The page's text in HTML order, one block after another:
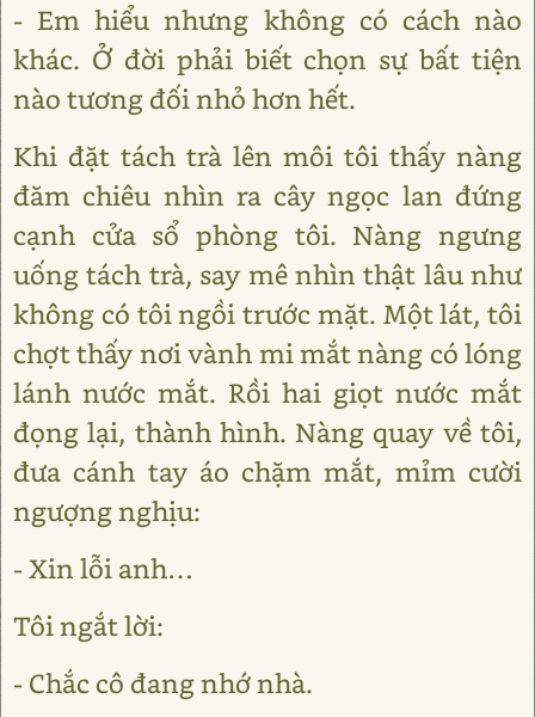
- Em hiểu nhưng không có cách nào
khác. Ở đời phải biết chọn sự bất tiện
nào tương đối nhỏ hơn hết.
Khi đặt tách trà lên môi tôi thấy nàng
đăm chiêu nhìn ra cây ngọc lan đứng
cạnh cửa sổ phòng tôi. Nàng ngưng
uống tách trà, say mê nhìn thật lâu như
không có tôi ngồi trước mặt. Một lát, tôi
chợt thấy nơi vành mi mắt nàng có lóng
lánh nước mắt. Rồi hai giọt nước mắt
đọng lại, thành hình. Nàng quay về tôi,
đưa cánh tay áo chặm mắt, mỉm cười
ngượng nghịu:
- Xin lỗi anh…
Tôi ngắt lời:
- Chắc cô đang nhớ nhà.